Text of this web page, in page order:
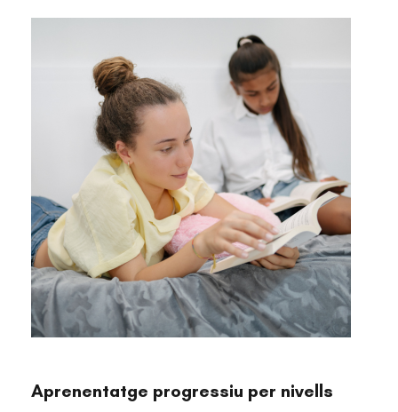
Aprenentatge progressiu per nivells